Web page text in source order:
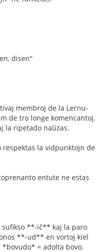
disen"
membroj de la Lernu-
de tro longe komencantoj.
la ripetado naŭzas.
la vidpunktojn de
entute ne estas
sufikso **-iĉ** kaj la paro
**-ud** en vortoj kiel
= adolta bovo.